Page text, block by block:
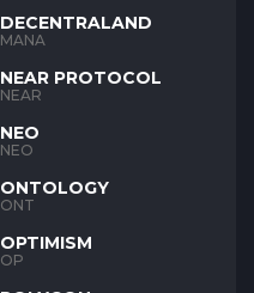
DECENTRALAND
MANA
NEAR PROTOCOL
NEAR
NEO
NEO
ONTOLOGY
ONT
OPTIMISM
OP